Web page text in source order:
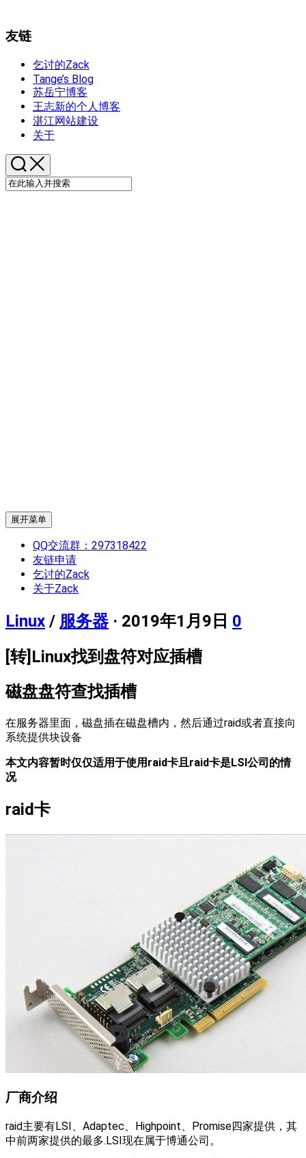
友链
乞讨的Zack
Tange’s Blog
苏岳宁博客
王志新的个人博客
湛江网站建设
关于
展开菜单
QQ交流群：297318422
友链申请
乞讨的Zack
关于Zack
Linux / 服务器· 2019年1月9日 0
[转]Linux找到盘符对应插槽
磁盘盘符查找插槽
在服务器里面，磁盘插在磁盘槽内，然后通过raid或者直接向
系统提供块设备
本文内容暂时仅仅适用于使用raid卡且raid卡是LSI公司的情
况
raid卡
厂商介绍
raid主要有LSI、Adaptec、Highpoint、Promise四家提供，其
中前两家提供的最多.LSI现在属于博通公司。